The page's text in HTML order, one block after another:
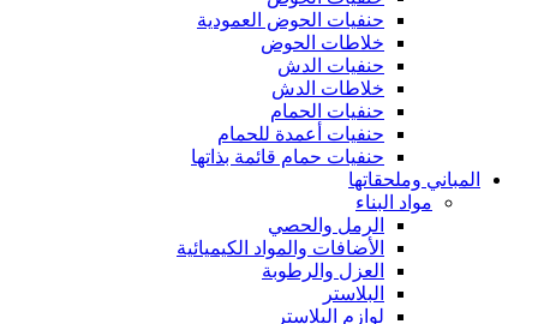
حنفيات الحوض العمودية
خلاطات الحوض
حنفيات الدش
خلاطات الدش
حنفيات الحمام
حنفيات أعمدة للحمام
حنفيات حمام قائمة بذاتها
المباني وملحقاتها
مواد البناء
الرمل والحصي
الأضافات والمواد الكيميائية
العزل والرطوبة
البلاستر
لوازم البلاستر